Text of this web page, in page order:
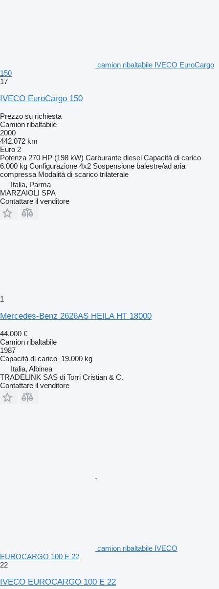
camion ribaltabile IVECO EuroCargo
150
17
IVECO EuroCargo 150
Prezzo su richiesta
Camion ribaltabile
2000
442.072 km
Euro 2
Potenza 270 HP (198 kW) Carburante diesel Capacità di carico
6.000 kg Configurazione 4x2 Sospensione balestre/ad aria
compressa Modalità di scarico trilaterale
Italia, Parma
MARZAIOLI SPA
Contattare il venditore
1
Mercedes-Benz 2626AS HEILA HT 18000
44.000 €
Camion ribaltabile
1987
Capacità di carico 19.000 kg
Italia, Albinea
TRADELINK SAS di Torri Cristian & C.
Contattare il venditore
camion ribaltabile IVECO
EUROCARGO 100 E 22
22
IVECO EUROCARGO 100 E 22